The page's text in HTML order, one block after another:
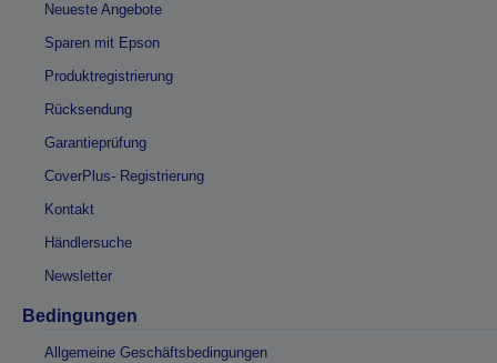
Neueste Angebote
Sparen mit Epson
Produktregistrierung
Rücksendung
Garantieprüfung
CoverPlus- Registrierung
Kontakt
Händlersuche
Newsletter
Bedingungen
Allgemeine Geschäftsbedingungen